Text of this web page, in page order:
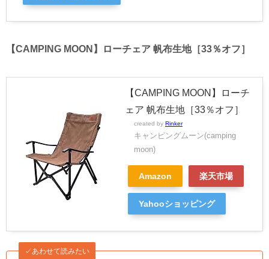
【CAMPING MOON】ローチェア 帆布生地［33％オフ］
【CAMPING MOON】ローチ
ェア 帆布生地［33％オフ］
created by Rinker
キャンピングムーン(camping
moon)
Amazon 楽天市場
Yahooショッピング
✓あわせて読みたい